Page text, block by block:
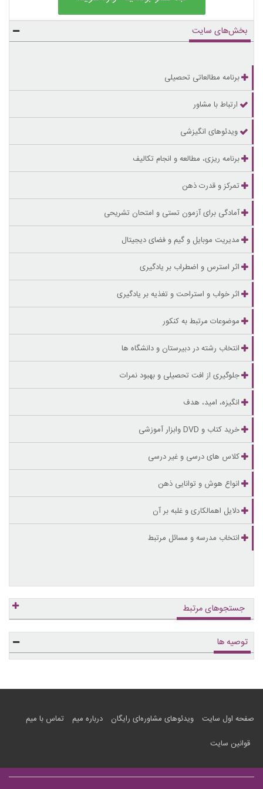
بخش‌های سایت
برنامه مطالعاتی تحصیلی
ارتباط با مشاور
ویدئوهای انگیزشی
برنامه ریزی، مطالعه و انجام تکالیف
تمرکز و قدرت ذهن
آمادگی برای آزمون تستی و امتحان تشریحی
مدیریت موبایل و گیم و فضای دیجیتال
اثر استرس و اضطراب بر یادگیری
اثر خواب و استراحت و تغذیه بر یادگیری
موضوعات مرتبط به کنکور
انتخاب رشته در دبیرستان و دانشگاه ها
جلوگیری از افت تحصیلی و بهبود نمرات
انگیزه، امید، هدف
خرید کتاب و DVD وابزار آموزشی
کلاس های درسی و غیر درسی
انواع هوش و توانایی ذهن
دلایل اهمالکاری و غلبه بر آن
انتخاب مدرسه و مسائل مرتبط
جستجوهای مرتبط
توصیه ها
صفحه اول سایت ویدئوهای مشاوره‌ای رایگان درباره میم
تماس با میم
قوانین سایت